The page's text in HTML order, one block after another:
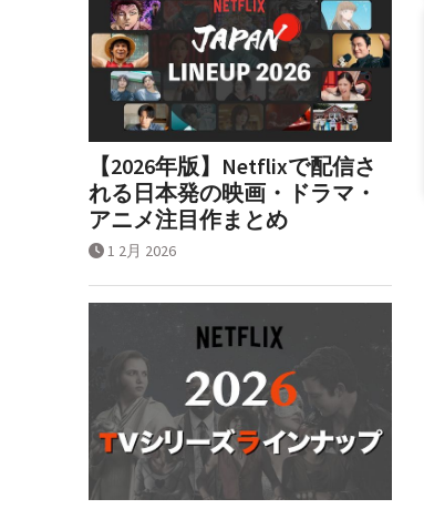
【2026年版】Netflixで配信さ
れる日本発の映画・ドラマ・
アニメ注目作まとめ
1 2月 2026